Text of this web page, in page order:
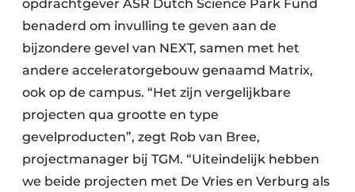
opdrachtgever ASR Dutch Science Park Fund
benaderd om invulling te geven aan de
bijzondere gevel van NEXT, samen met het
andere acceleratorgebouw genaamd Matrix,
ook op de campus. “Het zijn vergelijkbare
projecten qua grootte en type
gevelproducten”, zegt Rob van Bree,
projectmanager bij TGM. “Uiteindelijk hebben
we beide projecten met De Vries en Verburg als